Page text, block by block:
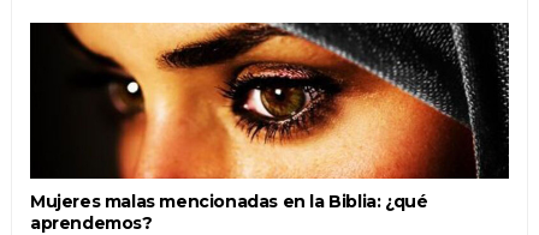
Mujeres malas mencionadas en la Biblia: ¿qué
aprendemos?